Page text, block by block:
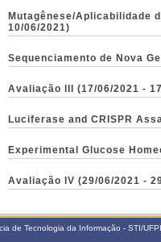
Mutagênese/Aplicabilidade
10/06/2021)
Sequenciamento de Nova
Avaliação III (17/06/2021 -
Luciferase and CRISPR
Experimental Glucose
Avaliação IV (29/06/2021 -
de Tecnologia da Informação - STI/